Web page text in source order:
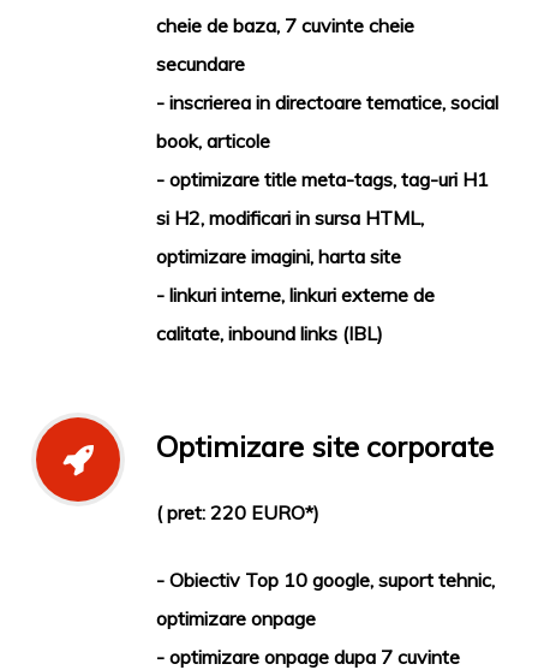
cheie de baza, 7 cuvinte cheie
secundare
- inscrierea in directoare tematice, social
book, articole
- optimizare title meta-tags, tag-uri H1
si H2, modificari in sursa HTML,
optimizare imagini, harta site
- linkuri interne, linkuri externe de
calitate, inbound links (IBL)
Optimizare site corporate
( pret: 220 EURO*)
- Obiectiv Top 10 google, suport tehnic,
optimizare onpage
- optimizare onpage dupa 7 cuvinte